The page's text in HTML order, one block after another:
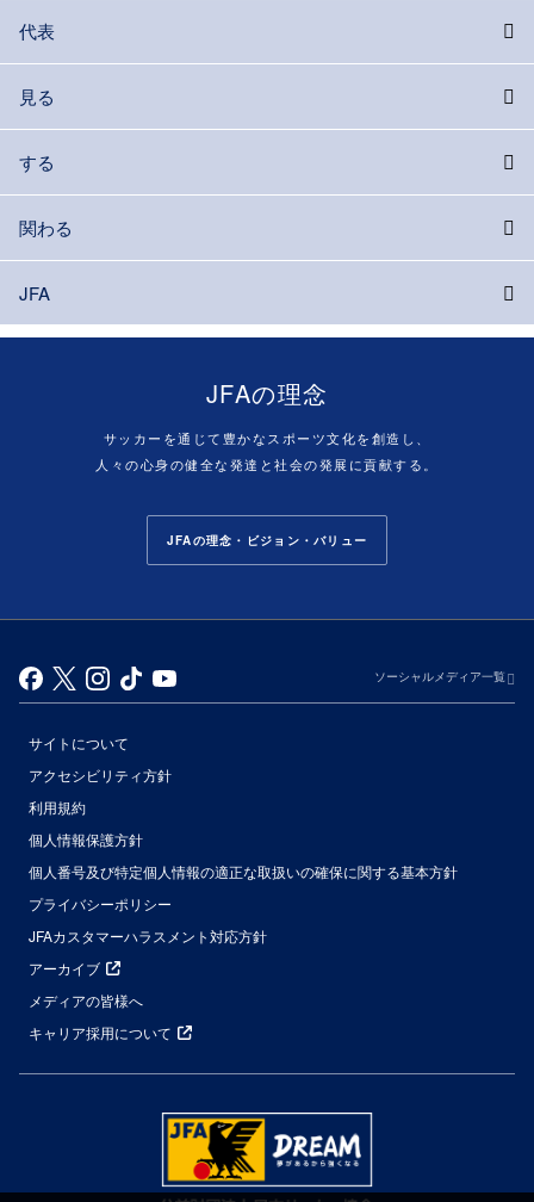
代表
見る
する
関わる
JFA
JFAの理念
サッカーを通じて豊かなスポーツ文化を創造し、
人々の心身の健全な発達と社会の発展に貢献する。
JFAの理念・ビジョン・バリュー
ソーシャルメディア一覧
サイトについて
アクセシビリティ方針
利用規約
個人情報保護方針
個人番号及び特定個人情報の適正な取扱いの確保に関する基本方針
プライバシーポリシー
JFAカスタマーハラスメント対応方針
アーカイブ
メディアの皆様へ
キャリア採用について